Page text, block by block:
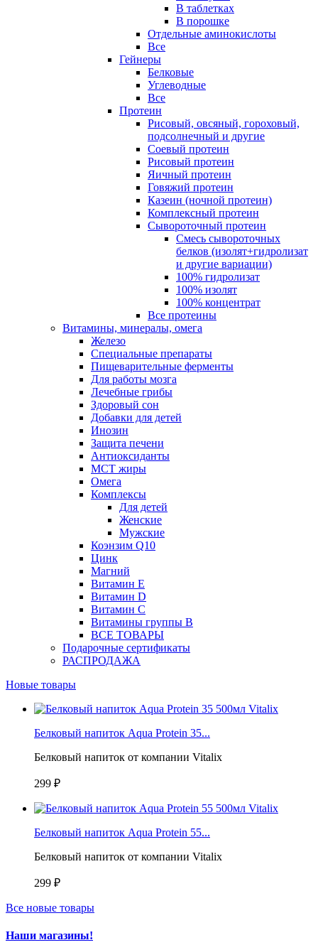
В таблетках
В порошке
Отдельные аминокислоты
Все
Гейнеры
Белковые
Углеводные
Все
Протеин
Рисовый, овсяный, гороховый,
подсолнечный и другие
Соевый протеин
Рисовый протеин
Яичный протеин
Говяжий протеин
Казеин (ночной протеин)
Комплексный протеин
Сывороточный протеин
Смесь сывороточных
белков (изолят+гидролизат
и другие вариации)
100% гидролизат
100% изолят
100% концентрат
Все протеины
Витамины, минералы, омега
Железо
Специальные препараты
Пищеварительные ферменты
Для работы мозга
Лечебные грибы
Здоровый сон
Добавки для детей
Инозин
Защита печени
Антиоксиданты
МСТ жиры
Омега
Комплексы
Для детей
Женские
Мужские
Коэнзим Q10
Цинк
Магний
Витамин Е
Витамин D
Витамин С
Витамины группы B
ВСЕ ТОВАРЫ
Подарочные сертификаты
РАСПРОДАЖА
Новые товары
Белковый напиток Aqua Protein 35...
Белковый напиток от компании Vitalix
299 ₽
Белковый напиток Aqua Protein 55...
Белковый напиток от компании Vitalix
299 ₽
Все новые товары
Наши магазины!